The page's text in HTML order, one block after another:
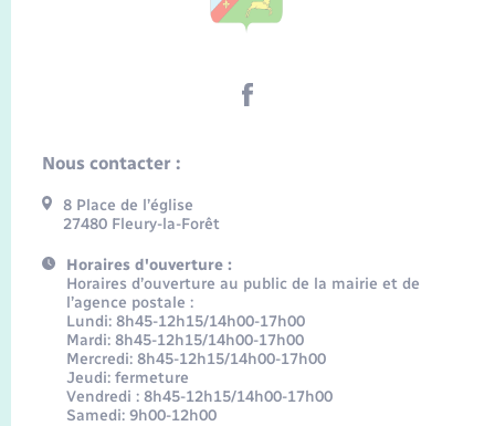
Nous contacter :
8 Place de l’église
27480 Fleury-la-Forêt
Horaires d'ouverture :
Horaires d’ouverture au public de la mairie et de
l’agence postale :
Lundi: 8h45-12h15/14h00-17h00
Mardi: 8h45-12h15/14h00-17h00
Mercredi: 8h45-12h15/14h00-17h00
Jeudi: fermeture
Vendredi : 8h45-12h15/14h00-17h00
Samedi: 9h00-12h00